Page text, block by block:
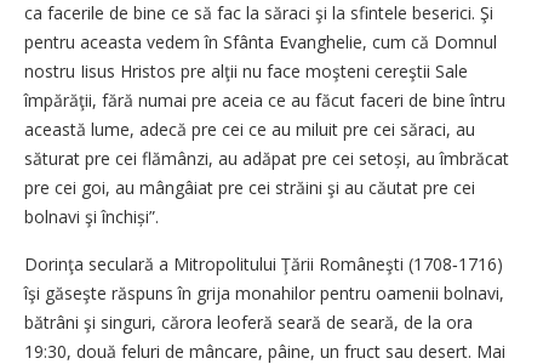
ca facerile de bine ce să fac la săraci şi la sfintele beserici. Şi
pentru aceasta vedem în Sfânta Evanghelie, cum că Domnul
nostru Iisus Hristos pre alţii nu face moşteni cereştii Sale
împărăţii, fără numai pre aceia ce au făcut faceri de bine întru
această lume, adecă pre cei ce au miluit pre cei săraci, au
săturat pre cei flămânzi, au adăpat pre cei setoși, au îmbrăcat
pre cei goi, au mângâiat pre cei străini şi au căutat pre cei
bolnavi şi închiși”.
Dorinţa seculară a Mitropolitului Ţării Româneşti (1708‑1716)
îşi găseşte răspuns în grija monahilor pentru oamenii bolnavi,
bătrâni şi singuri, cărora leoferă seară de seară, de la ora
19:30, două feluri de mâncare, pâine, un fruct sau desert. Mai